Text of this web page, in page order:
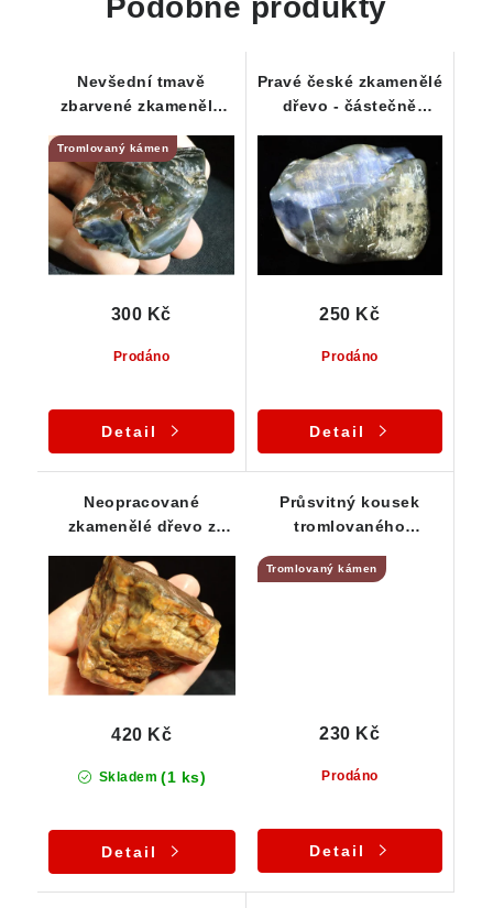
Podobné produkty
Nevšední tmavě
zbarvené zkamenělé
Tromlovaný kámen
Prodáno
300 Kč
Detail
Pravé české zkamenělé
dřevo - částečně
Prodáno
250 Kč
Detail
Neopracované
zkamenělé dřevo z
u Plzně
Skladem (1 ks)
420 Kč
Detail
Průsvitný kousek
tromlovaného
ČR
Tromlovaný kámen
Prodáno
230 Kč
Detail